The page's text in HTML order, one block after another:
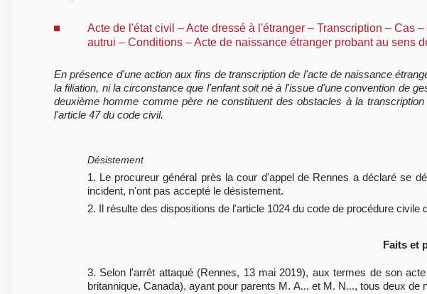
Acte de l'état civil – Acte dressé à l'étranger – Transcription – Cas
autrui – Conditions – Acte de naissance étranger probant au sens
En présence d'une action aux fins de transcription de l'acte de naissance
la filiation, ni la circonstance que l'enfant soit né à l'issue d'une convention de
deuxième homme comme père ne constituent des obstacles à la
l'article 47 du code civil.
Désistement
1. Le procureur général près la cour d'appel de Rennes a déclaré se
incident, n'ont pas accepté le désistement.
2. Il résulte des dispositions de l'article 1024 du code de procédure
Faits et
3. Selon l'arrêt attaqué (Rennes, 13 mai 2019), aux termes de son
britannique, Canada), ayant pour parents M. A... et M. N..., tous deux de